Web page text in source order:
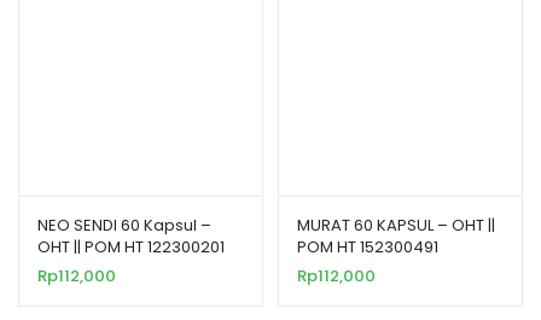
NEO SENDI 60 Kapsul –
OHT || POM HT 122300201
Rp112,000
MURAT 60 KAPSUL – OHT ||
POM HT 152300491
Rp112,000